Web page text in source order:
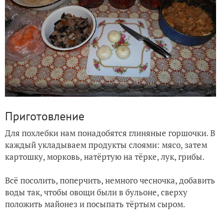
Приготовление
Для похлебки нам понадобятся глиняные горшочки. В
каждый укладываем продукты слоями: мясо, затем
картошку, морковь, натёртую на тёрке, лук, грибы.
Всё посолить, поперчить, немного чесночка, добавить
воды так, чтобы овощи были в бульоне, сверху
положить майонез и посыпать тёртым сыром.